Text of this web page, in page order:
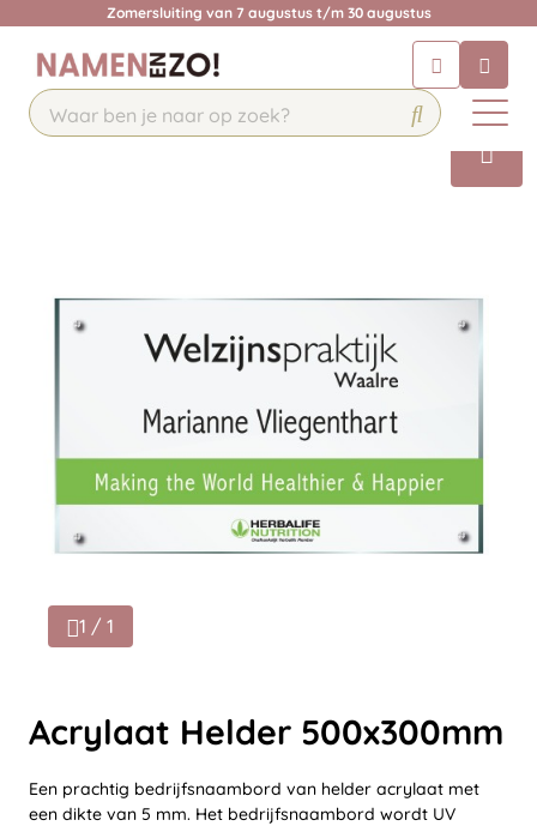
Zomersluiting van 7 augustus t/m 30 augustus
Chat 24/7 met onze chatbot voor
hulp
Contact
1 / 1
Acrylaat Helder 500x300mm
Een prachtig bedrijfsnaambord van helder acrylaat met
een dikte van 5 mm. Het bedrijfsnaambord wordt UV